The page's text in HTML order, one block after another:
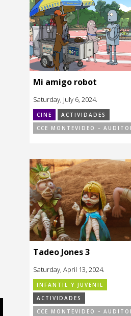
Mi amigo robot
Saturday, July 6, 2024.
CINE
ACTIVIDADES
CCE MONTEVIDEO -
Tadeo Jones 3
Saturday, April 13, 2024.
INFANTIL Y JUVENIL
ACTIVIDADES
CCE MONTEVIDEO -